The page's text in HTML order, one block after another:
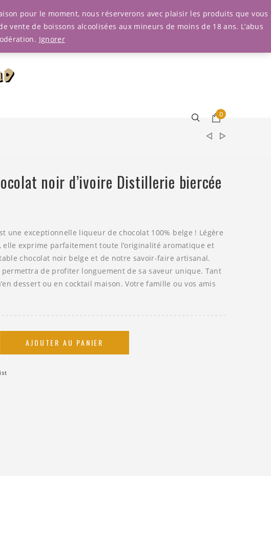
Connexion
0
noir d’ivoire Distillerie biercée
une exceptionnelle liqueur de chocolat 100% belge ! Légère
elle exprime parfaitement toute l’originalité aromatique et
chocolat noir belge et de notre savoir-faire artisanal.
permettra de profiter longuement de sa saveur unique. Tant
dessert ou en cocktail maison. Votre famille ou vos amis
AJOUTER AU PANIER
pour le moment, nous réserverons avec plaisir les produits que vous
de boissons alcoolisées aux mineurs de moins de 18 ans. L’abus
Ignorer